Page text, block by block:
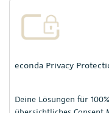
econda Privacy
Deine Lösungen für